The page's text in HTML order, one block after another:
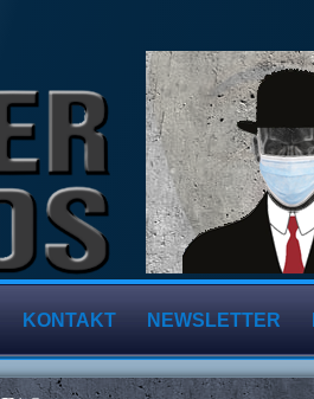
KONTAKT NEWSLETTER